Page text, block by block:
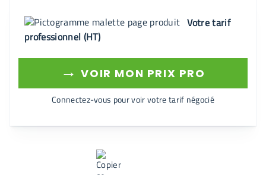
Votre tarif
professionnel (HT)
→ VOIR MON PRIX PRO
Connectez-vous pour voir votre tarif négocié